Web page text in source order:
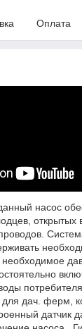
Оплата
насос
открытых
дач. ферм,
датчик